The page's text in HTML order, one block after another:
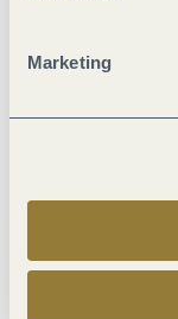
Marketing